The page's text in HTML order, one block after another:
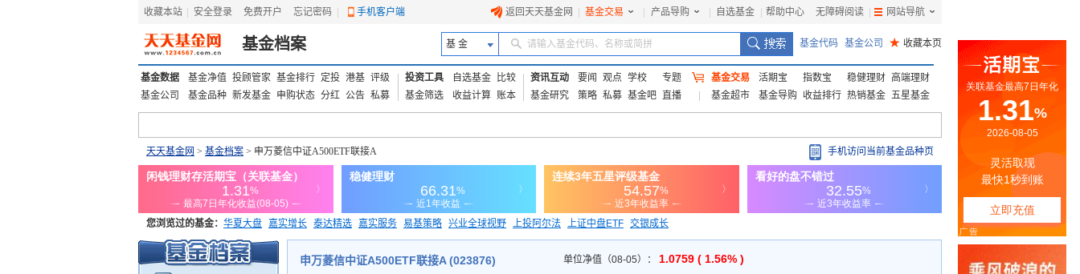
收藏本站 安全登录 免费开户 忘记密码 手机客户端 返回天天基金网 基金交易 产品导购 自选基金 帮助中心 无障碍阅读 网站导航
基金档案 基 金 请输入基金代码、名称或简拼 基金代码 基金公司 ★ 收藏本页
基金数据 基金净值 投顾管家 基金排行 定投 港基 评级
基金公司
基金品种 新发基金 申购状态 分红 公告 私募
投资工具 自选基金
比较
基金筛选
收益计算 账本
资讯互动 要闻 观点 学校
专题
基金研究
策略 私募 基金吧 直播
基金交易 活期宝 指数宝 稳健理财 高端理财
基金超市
基金导购 收益排行 热销基金 五星基金
天天基金网 > 基金档案 > 申万菱信中证A500ETF联接A 手机访问当前基金品种页
您浏览过的基金： 华夏大盘 嘉实增长 泰达精选 嘉实服务 易基策略 兴业全球视野 上投阿尔法 上证中盘ETF 交银成长
添富优势 华安宏利 上证180价值ETF
申万菱信中证A500ETF联接A (023876) 单位净值（08-05）： 1.0759 ( 1.56% )